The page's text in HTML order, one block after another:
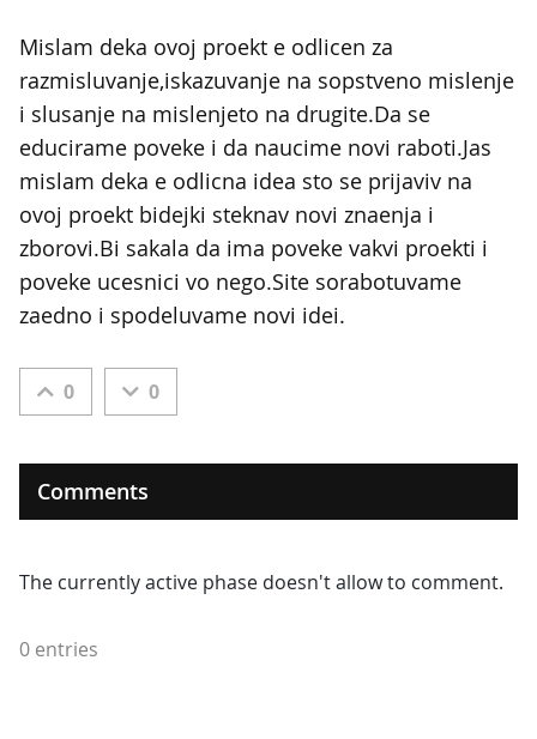
Mislam deka ovoj proekt e odlicen za
razmisluvanje,iskazuvanje na sopstveno mislenje
i slusanje na mislenjeto na drugite.Da se
educirame poveke i da naucime novi raboti.Jas
mislam deka e odlicna idea sto se prijaviv na
ovoj proekt bidejki steknav novi znaenja i
zborovi.Bi sakala da ima poveke vakvi proekti i
poveke ucesnici vo nego.Site sorabotuvame
zaedno i spodeluvame novi idei.
0 0
Comments
The currently active phase doesn't allow to comment.
0 entries